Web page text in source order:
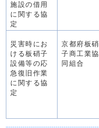
施設の借用
に関する協
定
災害時にお
ける板硝子
設備等の応
急復旧作業
に関する協
定
京都府板硝
子商工業協
同組合